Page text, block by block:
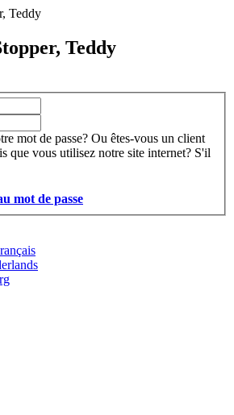
Teddy
mot de passe? Ou êtes-vous un client
que vous utilisez notre site internet? S'il
mot de passe